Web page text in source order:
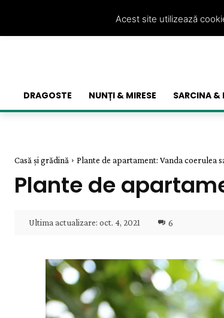
DRAGOSTE NUNȚI & MIRESE SARCINA &
Casă și grădină Plante de apartament: Vanda coerulea
Plante de
Ultima actualizare: oct. 4, 2021 6
Acest site utilizează